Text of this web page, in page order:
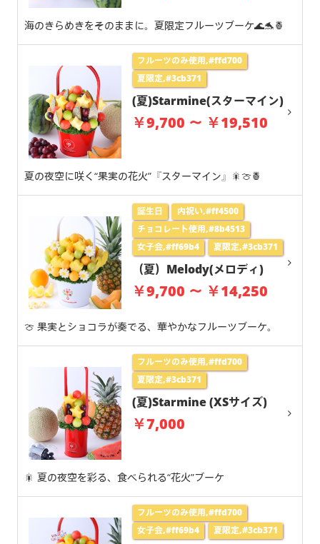
海のきらめきをそのままに。夏限定フルーツブーケ🌊🐬🍍
フルーツのみ使用,#ffd700
夏限定,#3cb371
(夏)Starmine(スターマイン)
￥9,700 ～ ￥19,510
夏の夜空に咲く“果実の花火”『スターマイン』🎇🍈🍍
誕生日
内祝い,#ff4500
チョコレート使用,#8b4513
女子会,#ff69b4
夏限定,#3cb371
（夏）Melody(メロディ)
￥9,700 ～ ￥14,250
🍈 果実とショコラが奏でる、華やかなフルーツブーケ。
フルーツのみ使用,#ffd700
夏限定,#3cb371
(夏)Starmine (XSサイズ)
￥7,000
🎇 夏の夜空を彩る、食べられる“花火”ブーケ
フルーツのみ使用,#ffd700
女子会,#ff69b4
夏限定,#3cb371